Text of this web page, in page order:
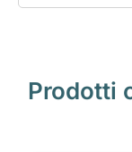
Prodotti